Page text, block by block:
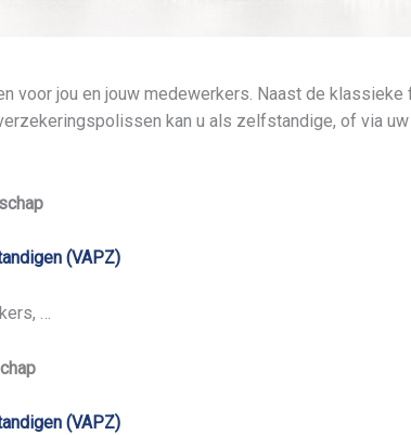
voor jou en jouw medewerkers. Naast de
kan u als zelfstandige, of via uw
(VAPZ)
…
(VAPZ)